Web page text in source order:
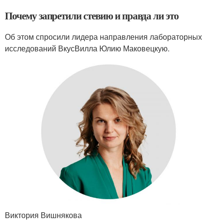
Почему запретили стевию и правда ли это
Об этом спросили лидера направления лабораторных
исследований ВкусВилла Юлию Маковецкую.
Виктория Вишнякова